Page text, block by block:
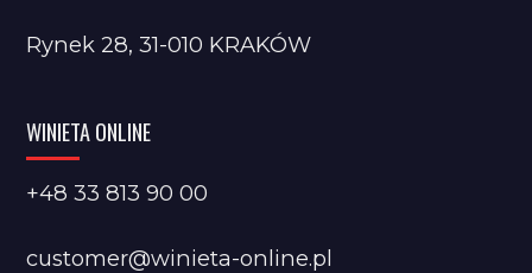
Rynek 28, 31-010 KRAKÓW
WINIETA ONLINE
+48 33 813 90 00
customer@winieta-online.pl